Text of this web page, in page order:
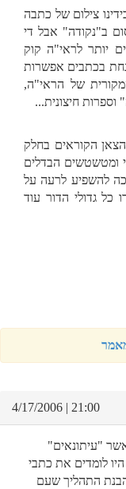
צילום של כתבה
ב"נקודה" אבל די
יותר לראי"ה קוק
בכתבים אפשרות
של הראי"ה,
חיצונית...
הקוראים בחלק
ומטשטשים הבדלים
להשפיע לרעה על
כל גדולי הדור עוד
21:00 | 4/17/2006
"עיתונאים"
לומדים את כתבי
התהליך שעם